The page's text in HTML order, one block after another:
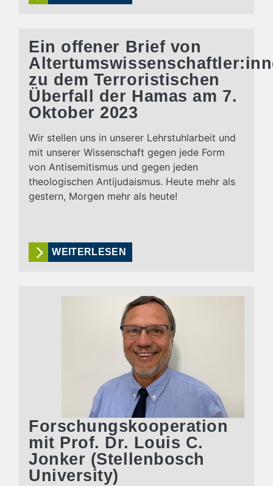
Ein offener Brief von
zu dem Terroristischen
Überfall der Hamas am 7.
Oktober 2023
Wir stellen uns in unserer Lehrstuhlarbeit und
mit unserer Wissenschaft gegen jede Form
von Antisemitismus und gegen jeden
theologischen Antijudaismus. Heute mehr als
gestern, Morgen mehr als heute!
WEITERLESEN
Forschungskooperation
mit Prof. Dr. Louis C.
Jonker (Stellenbosch
University)